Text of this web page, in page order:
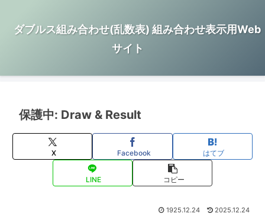
ダブルス組み合わせ(乱数表) 組み合わせ表示用Web
サイト
保護中: Draw & Result
X Facebook はてブ
LINE コピー
1925.12.24 2025.12.24